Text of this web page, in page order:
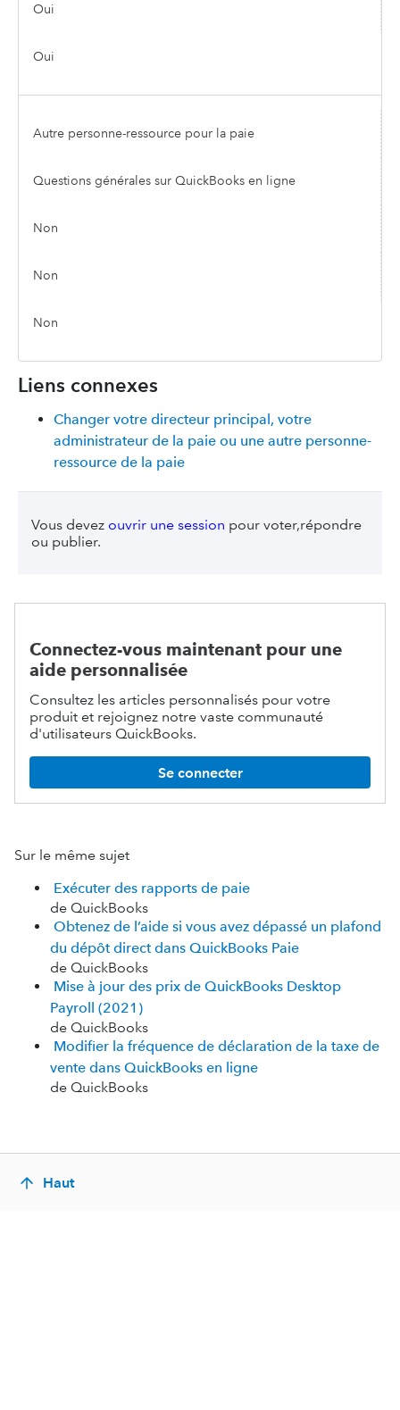
Oui
Oui
Autre personne-ressource pour la paie
Questions générales sur QuickBooks en ligne
Non
Non
Non
Liens connexes
Changer votre directeur principal, votre
administrateur de la paie ou une autre personne-
ressource de la paie
Vous devez ouvrir une session pour voter,répondre
ou publier.
Connectez-vous maintenant pour une
aide personnalisée
Consultez les articles personnalisés pour votre
produit et rejoignez notre vaste communauté
d'utilisateurs QuickBooks.
Se connecter
Sur le même sujet
Exécuter des rapports de paie
de QuickBooks
Obtenez de l’aide si vous avez dépassé un plafond
du dépôt direct dans QuickBooks Paie
de QuickBooks
Mise à jour des prix de QuickBooks Desktop
Payroll (2021)
de QuickBooks
Modifier la fréquence de déclaration de la taxe de
vente dans QuickBooks en ligne
de QuickBooks
Haut